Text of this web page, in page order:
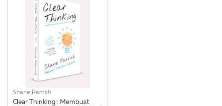
Shane Parrish
Clear Thinking : Membuat